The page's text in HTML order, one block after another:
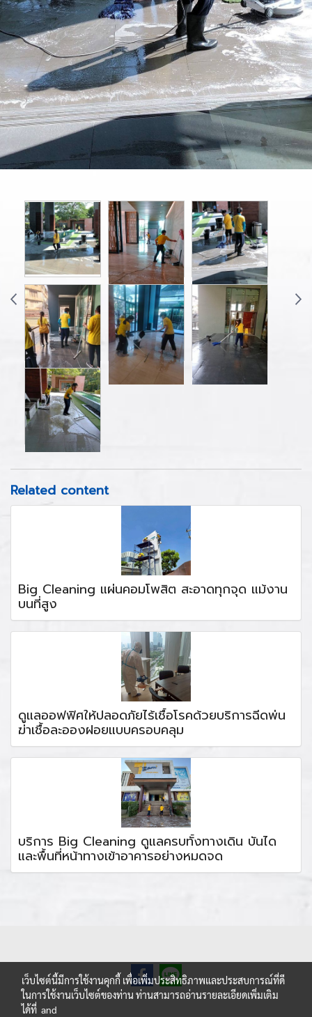
Related content
Big Cleaning แผ่นคอมโพสิต สะอาดทุกจุด แม้งาน
บนที่สูง
ดูแลออฟฟิศให้ปลอดภัยไร้เชื้อโรคด้วยบริการฉีดพ่น
ฆ่าเชื้อละอองฝอยแบบครอบคลุม
บริการ Big Cleaning ดูแลครบทั้งทางเดิน บันได
และพื้นที่หน้าทางเข้าอาคารอย่างหมดจด
เว็บไซต์นี้มีการใช้งานคุกกี้ เพื่อเพิ่มประสิทธิภาพและประสบการณ์ที่ดี
ในการใช้งานเว็บไซต์ของท่าน ท่านสามารถอ่านรายละเอียดเพิ่มเติม
ได้ที่ and